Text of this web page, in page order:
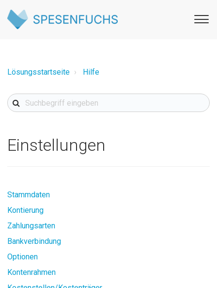
Lösungsstartseite Hilfe
Einstellungen
Stammdaten
Kontierung
Zahlungsarten
Bankverbindung
Optionen
Kontenrahmen